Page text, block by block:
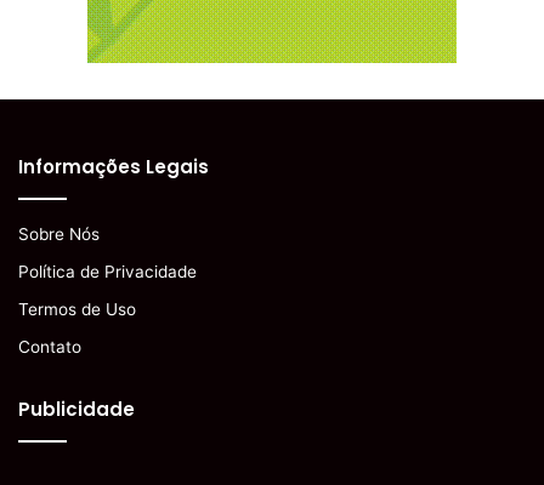
Informações Legais
Sobre Nós
Política de Privacidade
Termos de Uso
Contato
Publicidade